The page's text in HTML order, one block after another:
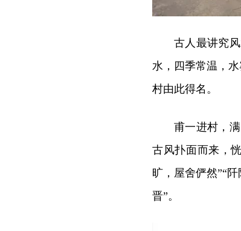
古人最讲究
水，四季常温，
村由此得名。
甫一进村，
古风扑面而来，
旷，屋舍俨然”“
晋”。